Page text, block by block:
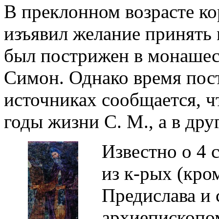
В преклонном возрасте
изъявил желание
был пострижен в
Симон. Однако время
источниках сообщается,
годы жизни С. М., а в
Известно о 4
из к-рых
Предислава и